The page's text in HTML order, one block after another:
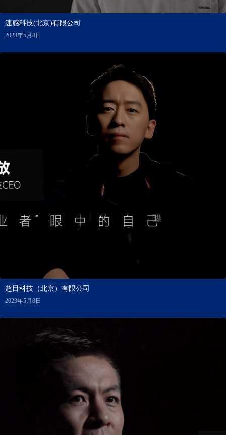
速感科技(北京)有限公司
2023年5月8日
超目科技（北京）有限公司
2023年5月8日